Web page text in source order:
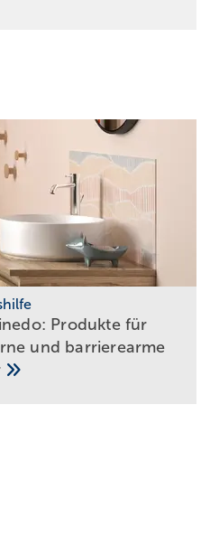
erweitert den Komfort am
Geberit
im
Doppelwaschtisch aus
Waschmulden eine
Produkte für
und barriere­arme